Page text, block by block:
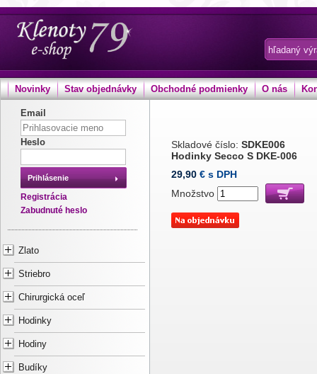
Novinky Stav objednávky Obchodné podmienky O nás
Email
Heslo
Prihlásenie
Registrácia
Zabudnuté heslo
Zlato
Striebro
Chirurgická oceľ
Hodinky
Hodiny
Budíky
Skladové číslo: SDKE006
Hodinky Secco S DKE-006
29,90 € s DPH
Množstvo